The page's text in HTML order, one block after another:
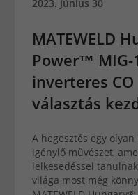
2023. június 30
MATEWELD
Power™ MIG-
inverteres
választás
A hegesztés egy
igénylő művészet,
lelkesedéssel
világa most még